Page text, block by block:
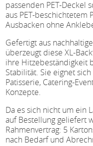
passenden PET-Deckel
aus PET-beschichtetem
Ausbacken ohne
Gefertigt aus
überzeugt diese XL-
ihre Hitzebeständigkeit
Stabilität. Sie eignet
Patisserie, Catering-
Konzepte.
Da es sich nicht um ein
auf Bestellung geliefert
Rahmenvertrag: 5
nach Bedarf und